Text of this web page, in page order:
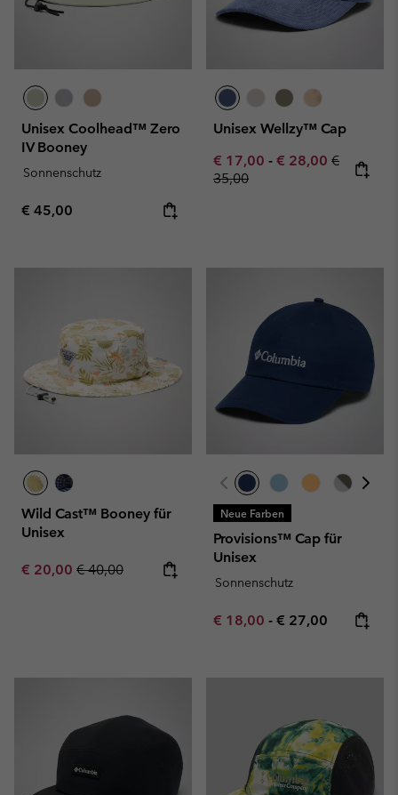
Unisex Coolhead™ Zero
IV Booney
Sonnenschutz
Regular price:
€ 45,00
Unisex Wellzy™ Cap
Minimum sale price:
€ 17,00 - Maximum sale
€ 28,00 Regular
€
35,00
Wild Cast™ Booney für
Unisex
Sale price:
€ 20,00 Regular price:
€ 40,00
Neue Farben
Provisions™ Cap für
Unisex
Sonnenschutz
Minimum sale price:
€ 18,00 - Maximum price:
€ 27,00